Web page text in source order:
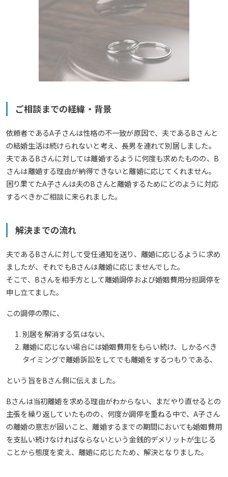
ご相談までの経緯・背景
依頼者であるA子さんは性格の不一致が原因で、夫であるBさんと
の結婚生活は続けられないと考え、長男を連れて別居しました。
夫であるBさんに対しては離婚するように何度も求めたものの、B
さんは離婚する理由が納得できないと離婚に応じてくれません。
困り果てたA子さんは夫のBさんと離婚するためにどのように対応
するべきかご相談に来られました。
解決までの流れ
夫であるBさんに対して受任通知を送り、離婚に応じるように求め
ましたが、それでもBさんは離婚に応じませんでした。
そこで、Bさんを相手方として離婚調停および婚姻費用分担調停を
申し立てました。
この調停の際に、
別居を解消する気はない、
離婚に応じない場合には婚姻費用をもらい続け、しかるべき
タイミングで離婚訴訟をしてでも離婚をするつもりである、
という旨をBさん側に伝えました。
Bさんは当初離婚を求める理由がわからない、まだやり直せるとの
主張を繰り返していたものの、何度か調停を重ねる中で、A子さん
の離婚の意志が固いこと、離婚するまでの期間においても婚姻費用
を支払い続けなければならないという金銭的デメリットが生じる
ことから態度を変え、離婚に応じたため、解決となりました。